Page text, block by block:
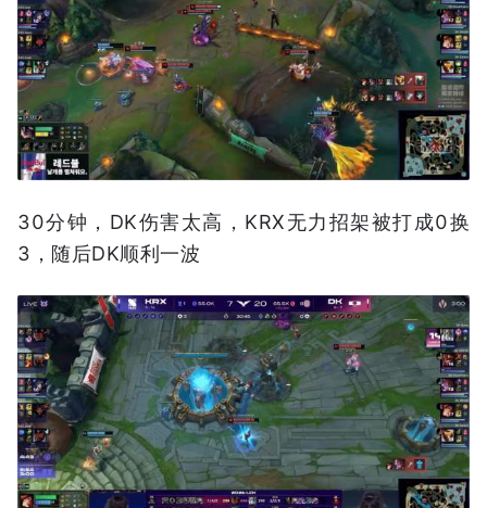
30分钟，DK伤害太高，KRX无力招架被打成0换
3，随后DK顺利一波